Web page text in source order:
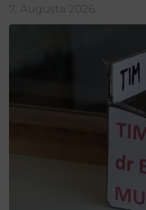
7. Augusta 2026.